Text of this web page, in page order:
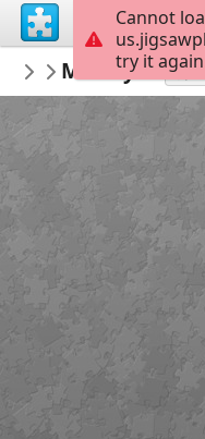
Rinzler8472
Disney Parks
Mickey 別
Cannot
try it